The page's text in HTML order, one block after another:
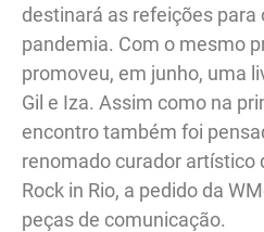
destinará as refeições
pandemia. Com o mesmo
promoveu, em junho, uma
Gil e Iza. Assim como na
encontro também foi
renomado curador artístico
Rock in Rio, a pedido da
peças de comunicação.